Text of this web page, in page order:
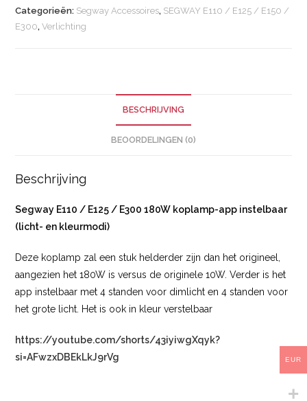
Categorieën: Segway Accessoires, SEGWAY E110 / E125 / E150 /
E300,Verlichting
BESCHRIJVING
BEOORDELINGEN (0)
Beschrijving
Segway E110 / E125 / E300 180W koplamp-app instelbaar
(licht- en kleurmodi)
Deze koplamp zal een stuk helderder zijn dan het origineel,
aangezien het 180W is versus de originele 10W. Verder is het
app instelbaar met 4 standen voor dimlicht en 4 standen voor
het grote licht. Het is ook in kleur verstelbaar
https://youtube.com/shorts/43iyiwgXqyk?
si=AFwzxDBEkLkJ9rVg
EUR